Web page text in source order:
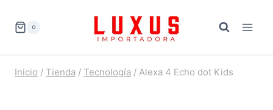
0
Inicio / Tienda / Tecnología / Alexa 4 Echo dot Kids